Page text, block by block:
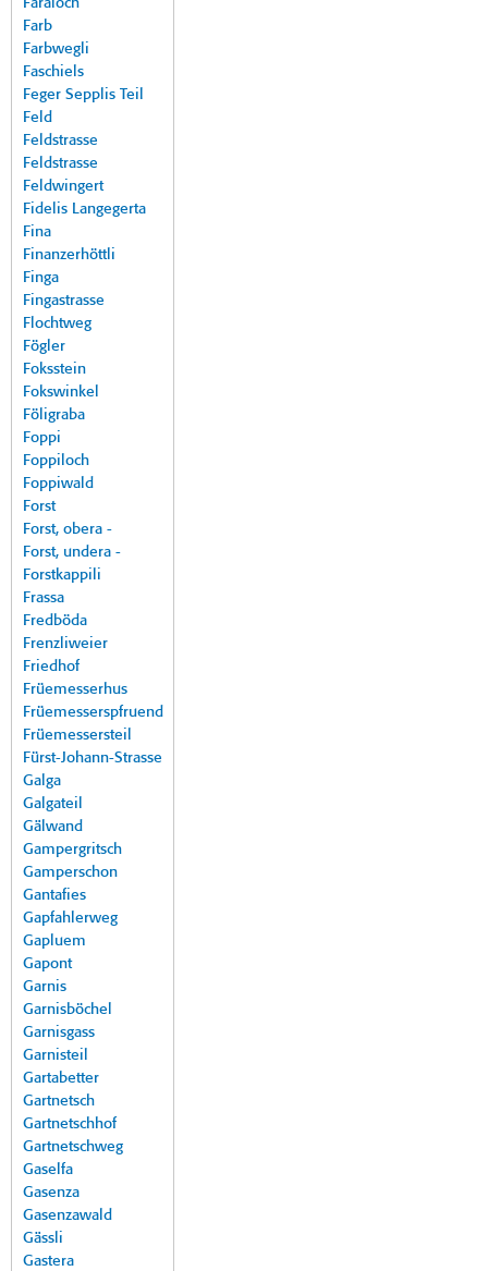
Faraloch
Farb
Farbwegli
Faschiels
Feger Sepplis Teil
Feld
Feldstrasse
Feldstrasse
Feldwingert
Fidelis Langegerta
Fina
Finanzerhöttli
Finga
Fingastrasse
Flochtweg
Fögler
Foksstein
Fokswinkel
Föligraba
Foppi
Foppiloch
Foppiwald
Forst
Forst, obera -
Forst, undera -
Forstkappili
Frassa
Fredböda
Frenzliweier
Friedhof
Früemesserhus
Früemesserspfruend
Früemessersteil
Fürst-Johann-Strasse
Galga
Galgateil
Gälwand
Gampergritsch
Gamperschon
Gantafies
Gapfahlerweg
Gapluem
Gapont
Garnis
Garnisböchel
Garnisgass
Garnisteil
Gartabetter
Gartnetsch
Gartnetschhof
Gartnetschweg
Gaselfa
Gasenza
Gasenzawald
Gässli
Gastera